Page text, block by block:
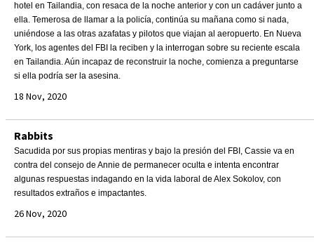
hotel en Tailandia, con resaca de la noche anterior y con un cadáver junto a
ella. Temerosa de llamar a la policía, continúa su mañana como si nada,
uniéndose a las otras azafatas y pilotos que viajan al aeropuerto. En Nueva
York, los agentes del FBI la reciben y la interrogan sobre su reciente escala
en Tailandia. Aún incapaz de reconstruir la noche, comienza a preguntarse
si ella podría ser la asesina.
18 Nov, 2020
Rabbits
Sacudida por sus propias mentiras y bajo la presión del FBI, Cassie va en
contra del consejo de Annie de permanecer oculta e intenta encontrar
algunas respuestas indagando en la vida laboral de Alex Sokolov, con
resultados extraños e impactantes.
26 Nov, 2020